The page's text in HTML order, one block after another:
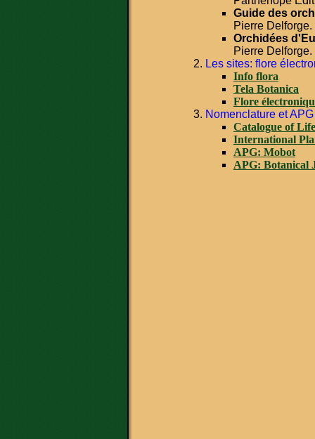
Guide des
Pierre
Orchidées
Pierre
Les sites: flore
Info flora
Tela Botanica
Flore
Nomenclature et APG
Catalogue of Life
International
APG: Mobot
APG: Botanical